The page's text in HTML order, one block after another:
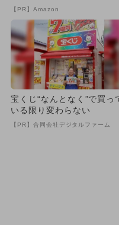
登場！Amazonの本気が...
【PR】Amazon
宝くじ“なんとなく”で買っ
いる限り変わらない
【PR】合同会社デジタルファーム